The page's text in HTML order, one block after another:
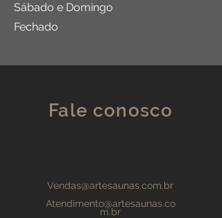
Sábado e Domingo
Fechado
Fale conosco
Vendas@artesaunas.com.br
Atendimento@artesaunas.co
m.br